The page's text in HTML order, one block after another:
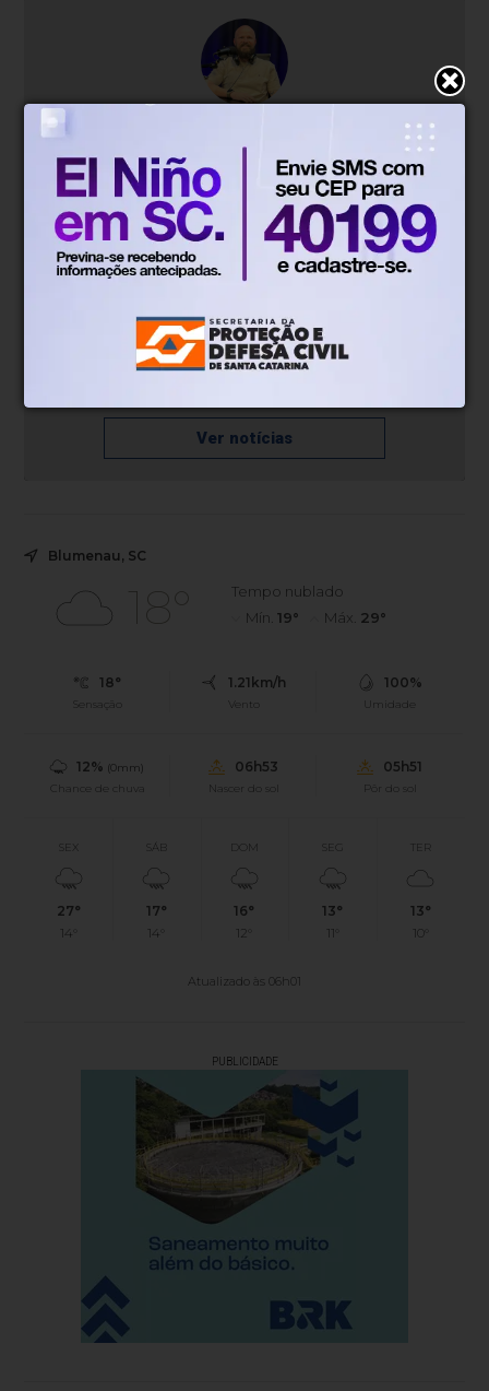
Sobre o blog/coluna
Blumenauense apaixonado por esporte a
motor, acompanha de perto as principais
competições. Com olhar atento e opinião
afiada, assina a coluna no AJ Notícias trazendo
bastidores, curiosidades e os grandes
velocidade desde pequeno, Ronan compartilha
sua paixão com quem vibra a cada volta na
pista.
Ver notícias
Blumenau, SC
18°
Tempo nublado
Mín. 19° Máx. 29°
18°
Sensação
1.21km/h
Vento
100%
Umidade
12% (0mm)
Chance de chuva
06h53
Nascer do sol
05h51
Pôr do sol
SEX
27°
14°
SÁB
17°
14°
DOM
16°
12°
SEG
13°
11°
TER
13°
10°
Atualizado às 06h01
PUBLICIDADE